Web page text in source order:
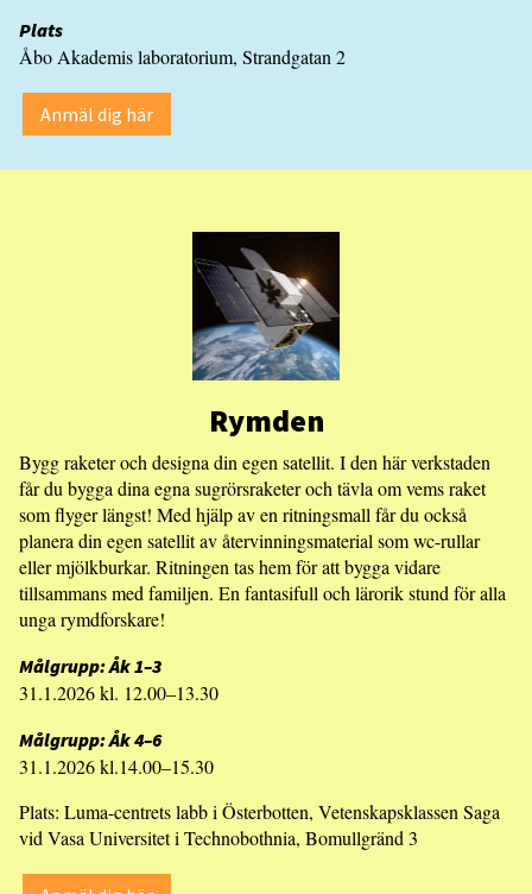
Plats
Åbo Akademis laboratorium, Strandgatan 2
Anmäl dig här
Rymden
Bygg raketer och designa din egen satellit. I den här verkstaden
får du bygga dina egna sugrörsraketer och tävla om vems raket
som flyger längst! Med hjälp av en ritningsmall får du också
planera din egen satellit av återvinningsmaterial som wc-rullar
eller mjölkburkar. Ritningen tas hem för att bygga vidare
tillsammans med familjen. En fantasifull och lärorik stund för alla
unga rymdforskare!
Målgrupp: Åk 1–3
31.1.2026 kl. 12.00–13.30
Målgrupp: Åk 4–6
31.1.2026 kl.14.00–15.30
Plats: Luma-centrets labb i Österbotten, Vetenskapsklassen Saga
vid Vasa Universitet i Technobothnia, Bomullgränd 3